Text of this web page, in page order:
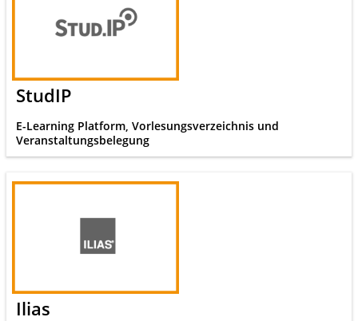
StudIP
E-Learning Platform, Vorlesungsverzeichnis und
Veranstaltungsbelegung
Ilias